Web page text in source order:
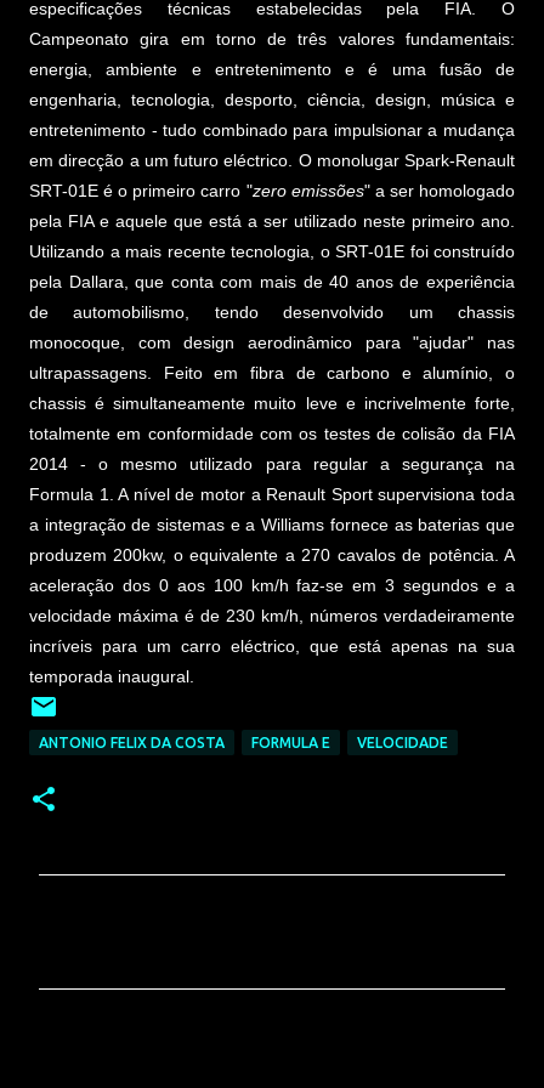
especificações técnicas estabelecidas pela FIA. O
Campeonato gira em torno de três valores fundamentais:
energia, ambiente e entretenimento e é uma fusão de
engenharia, tecnologia, desporto, ciência, design, música e
entretenimento - tudo combinado para impulsionar a mudança
em direcção a um futuro eléctrico. O monolugar Spark-Renault
SRT-01E é o primeiro carro "zero emissões" a ser homologado
pela FIA e aquele que está a ser utilizado neste primeiro ano.
Utilizando a mais recente tecnologia, o SRT-01E foi construído
pela Dallara, que conta com mais de 40 anos de experiência
de automobilismo, tendo desenvolvido um chassis
monocoque, com design aerodinâmico para "ajudar" nas
ultrapassagens. Feito em fibra de carbono e alumínio, o
chassis é simultaneamente muito leve e incrivelmente forte,
totalmente em conformidade com os testes de colisão da FIA
2014 - o mesmo utilizado para regular a segurança na
Formula 1. A nível de motor a Renault Sport supervisiona toda
a integração de sistemas e a Williams fornece as baterias que
produzem 200kw, o equivalente a 270 cavalos de potência. A
aceleração dos 0 aos 100 km/h faz-se em 3 segundos e a
velocidade máxima é de 230 km/h, números verdadeiramente
incríveis para um carro eléctrico, que está apenas na sua
temporada inaugural.
ANTONIO FELIX DA COSTA FORMULA E VELOCIDADE